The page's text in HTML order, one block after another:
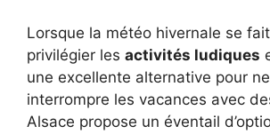
Lorsque la météo hivernale se
privilégier les activités ludiques
une excellente alternative pour
interrompre les vacances avec
Alsace propose un éventail